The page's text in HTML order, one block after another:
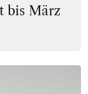
bis März